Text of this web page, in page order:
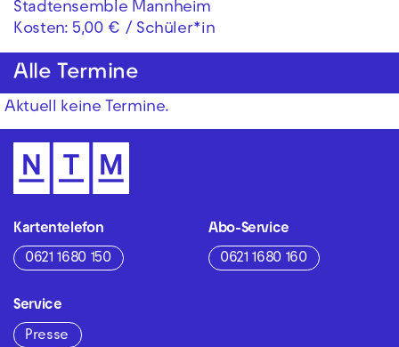
Stadtensemble Mannheim
Kosten: 5,00 € / Schüler*in
Alle Termine
Aktuell keine Termine.
Kartentelefon
0621 1680 150
Abo-Service
0621 1680 160
Service
Presse